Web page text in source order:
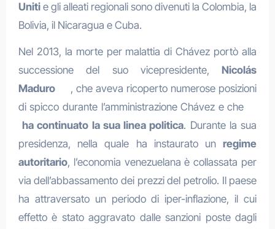
Unitie gli alleati regionali sono divenuti la Colombia, la
Bolivia, il Nicaragua e Cuba.
Nel 2013, la morte per malattia di Chávez portò alla
successione del suo vicepresidente, Nicolás
Maduro, che aveva ricoperto numerose posizioni
di spicco durante l’amministrazione Chávez e che
ha continuato la sua linea politica. Durante la sua
presidenza, nella quale ha instaurato unregime
autoritario, l’economia venezuelana è collassata per
via dell’abbassamento dei prezzi del petrolio. Il paese
ha attraversato un periodo di iper-inflazione, il cui
effetto è stato aggravato dalle sanzioni poste dagli